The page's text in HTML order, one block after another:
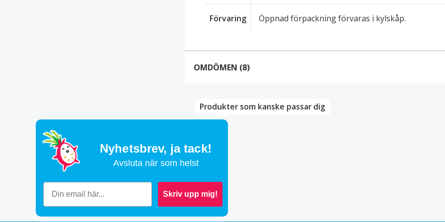
Förvaring Öppnad förpackning förvaras i kylskåp.
OMDÖMEN (8)
RosMari Nordvall
Tomas Jonsson
Produkter som kanske passar dig
Nyhetsbrev, ja tack!
Avsluta när som helst
Skriv upp mig!